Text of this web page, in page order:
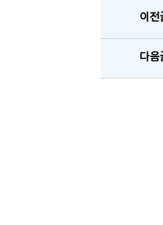
이전
다음